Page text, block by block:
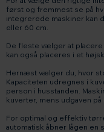
først og fremmest se på
integrerede maskiner kan
eller 60 cm.
De fleste vælger at
kan også placeres i et
Hernæst vælger du, hvor
Kapaciteten udregnes i
person i husstanden.
kuverter, mens udgaven
For optimal og effektiv
automatisk åbner lågen en